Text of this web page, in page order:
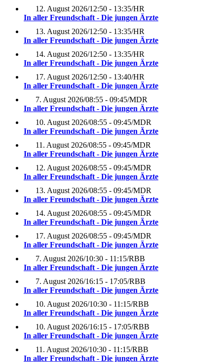
12. August 2026/12:50 - 13:35/HR
In aller Freundschaft - Die jungen Ärzte
13. August 2026/12:50 - 13:35/HR
In aller Freundschaft - Die jungen Ärzte
14. August 2026/12:50 - 13:35/HR
In aller Freundschaft - Die jungen Ärzte
17. August 2026/12:50 - 13:40/HR
In aller Freundschaft - Die jungen Ärzte
7. August 2026/08:55 - 09:45/MDR
In aller Freundschaft - Die jungen Ärzte
10. August 2026/08:55 - 09:45/MDR
In aller Freundschaft - Die jungen Ärzte
11. August 2026/08:55 - 09:45/MDR
In aller Freundschaft - Die jungen Ärzte
12. August 2026/08:55 - 09:45/MDR
In aller Freundschaft - Die jungen Ärzte
13. August 2026/08:55 - 09:45/MDR
In aller Freundschaft - Die jungen Ärzte
14. August 2026/08:55 - 09:45/MDR
In aller Freundschaft - Die jungen Ärzte
17. August 2026/08:55 - 09:45/MDR
In aller Freundschaft - Die jungen Ärzte
7. August 2026/10:30 - 11:15/RBB
In aller Freundschaft - Die jungen Ärzte
7. August 2026/16:15 - 17:05/RBB
In aller Freundschaft - Die jungen Ärzte
10. August 2026/10:30 - 11:15/RBB
In aller Freundschaft - Die jungen Ärzte
10. August 2026/16:15 - 17:05/RBB
In aller Freundschaft - Die jungen Ärzte
11. August 2026/10:30 - 11:15/RBB
In aller Freundschaft - Die jungen Ärzte